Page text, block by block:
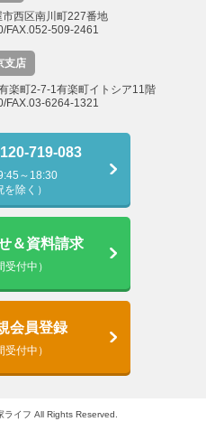
西区南川町227番地
FAX.052-509-2461
支店
町2-7-1有楽町イトシア11階
FAX.03-6264-1321
719-083
～18:30
を除く）
＆資料請求
受付中）
会員登録
受付中）
イフ All Rights Reserved.